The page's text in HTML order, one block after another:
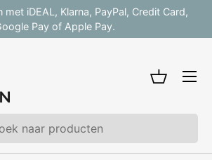
met iDEAL, Klarna, PayPal, Credit Card,
Pay of Apple Pay.
Mandje